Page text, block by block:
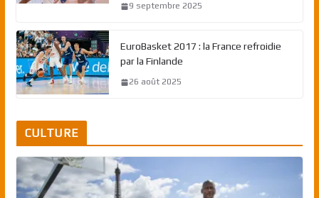
9 septembre 2025
EuroBasket 2017 : la France refroidie
par la Finlande
26 août 2025
CULTURE